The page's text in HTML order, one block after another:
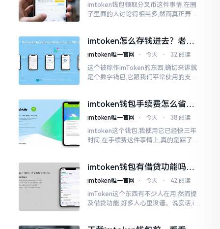
imtoken钱包领取分叉币这件事情,在圈
子里面的人讨论得相当多,然而真正弄明
imtoken怎么存钱进去？老玩
家教你把钱转进钱包
imtoken唯一官网 ⋅ 今天 ⋅ 32 阅读
这个被称作imToken的东西,确切来讲就
是个数字钱包,它跟我们平常使用的支付
时候都会陷入困惑
imtoken钱包手续费怎么省？
老玩家告诉你几个实在招
imtoken唯一官网 ⋅ 今天 ⋅ 38 阅读
imtoken这个钱包,我使用它已经快三年
时间,在手续费这件事情上,真的是踩了好
imtoken钱包有借贷功能吗？
靠谱不靠谱一文说清楚
imtoken唯一官网 ⋅ 今天 ⋅ 42 阅读
imToken这个东西有不少人在用,然而提
及借贷功能,好多人心里没谱。说实话,im